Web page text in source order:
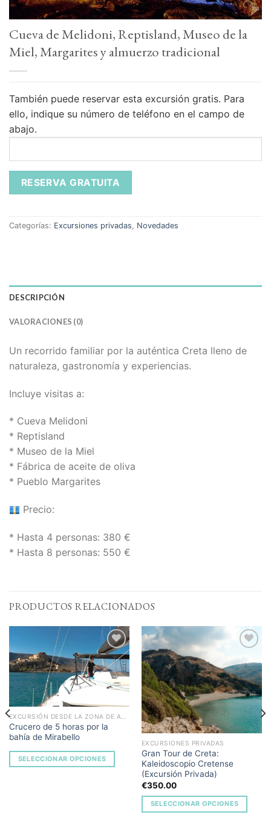
Cueva de Melidoni, Reptisland, Museo de la
Miel, Margarites y almuerzo tradicional
También puede reservar esta excursión gratis. Para
ello, indique su número de teléfono en el campo de
abajo.
Categorías: Excursiones privadas Novedades
DESCRIPCIÓN
VALORACIONES (0)
Un recorrido familiar por la auténtica Creta lleno de
naturaleza, gastronomía y experiencias.
Incluye visitas a:
* Cueva Melidoni
* Reptisland
* Museo de la Miel
* Fábrica de aceite de oliva
* Pueblo Margarites
Precio:
* Hasta 4 personas: 380 €
* Hasta 8 personas: 550 €
PRODUCTOS RELACIONADOS
Add to
Wishlist
Crucero de 5 horas por la
bahía de Mirabello
SELECCIONAR OPCIONES
Add to
Wishlist
EXCURSIONES PRIVADAS
Gran Tour de Creta:
Kaleidoscopio Cretense
(Excursión Privada)
€350.00
SELECCIONAR OPCIONES